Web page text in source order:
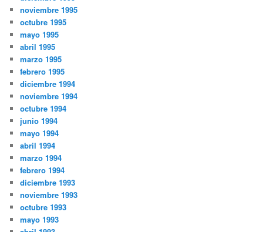
noviembre 1995
octubre 1995
mayo 1995
abril 1995
marzo 1995
febrero 1995
diciembre 1994
noviembre 1994
octubre 1994
junio 1994
mayo 1994
abril 1994
marzo 1994
febrero 1994
diciembre 1993
noviembre 1993
octubre 1993
mayo 1993